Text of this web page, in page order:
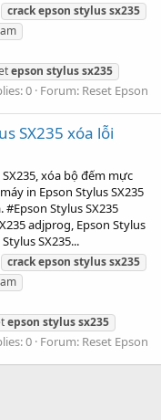
crackepson stylussx235
epson stylussx235
0 Forum: Reset Epson
SX235 xóa lỗi
xóa bộ đếm mực
in Epson Stylus SX235
Stylus SX235
adjprog, Epson Stylus
SX235...
crackepson stylussx235
epson stylussx235
0 Forum: Reset Epson